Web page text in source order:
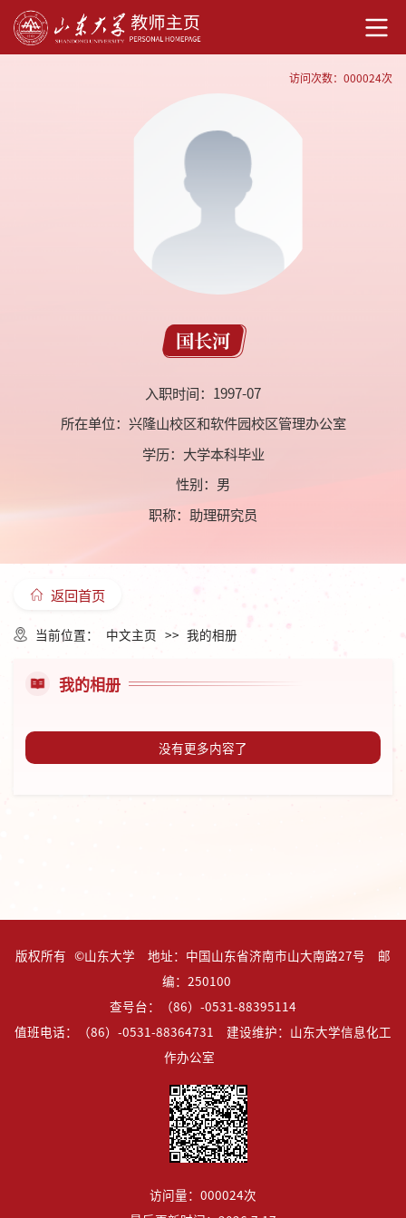
访问次数： 000024次
国长河
入职时间：1997-07
所在单位：兴隆山校区和软件园校区管理办公室
学历：大学本科毕业
性别：男
职称：助理研究员
返回首页
当前位置： 中文主页 >> 我的相册
我的相册
没有更多内容了
版权所有 ©山东大学 地址：中国山东省济南市山大南路27号 邮
编：250100
查号台：（86）-0531-88395114
值班电话：（86）-0531-88364731 建设维护：山东大学信息化工
作办公室
访问量： 000024次